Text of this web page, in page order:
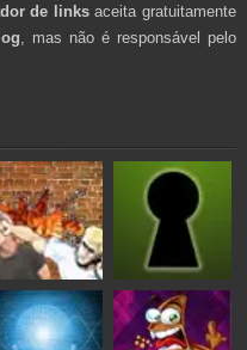
de linksaceita gratuitamente
, mas não é responsável pelo